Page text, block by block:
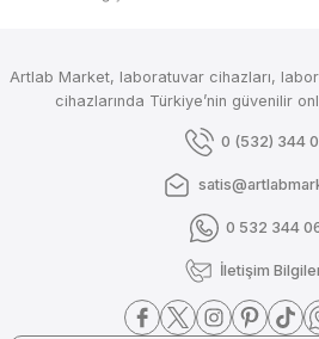
Artlab Market, laboratuvar cihazları,
cihazlarında Türkiye’nin güvenilir
0 (532) 344
0 532 344
İletişim